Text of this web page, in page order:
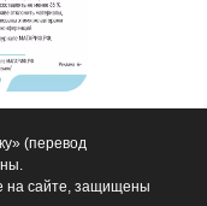
(перевод
сайте, защищены